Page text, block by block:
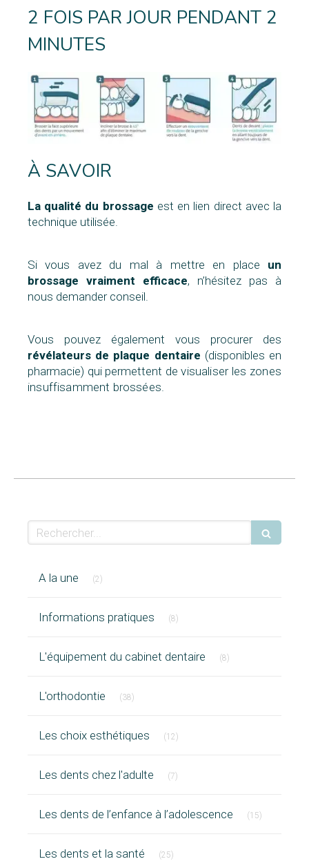
2 FOIS PAR JOUR PENDANT 2
MINUTES
À SAVOIR
La qualité du brossage est en lien direct avec la
technique utilisée.
Si vous avez du mal à mettre en place un
brossage vraiment efficace, n’hésitez pas à
nous demander conseil.
Vous pouvez également vous procurer des
révélateurs de plaque dentaire (disponibles en
pharmacie) qui permettent devisualiser les zones
insuffisamment brossées.
Rechercher
A la une (2)
Informations pratiques (8)
L'équipement du cabinet dentaire (8)
L'orthodontie (38)
Les choix esthétiques (12)
Les dents chez l'adulte (7)
Les dents de l’enfance à l’adolescence (15)
Les dents et la santé (25)